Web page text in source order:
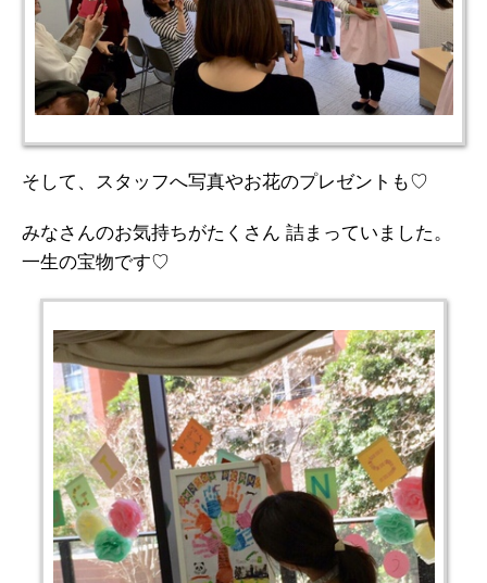
そして、スタッフへ写真やお花のプレゼントも♡
みなさんのお気持ちがたくさん 詰まっていました。
一生の宝物です♡